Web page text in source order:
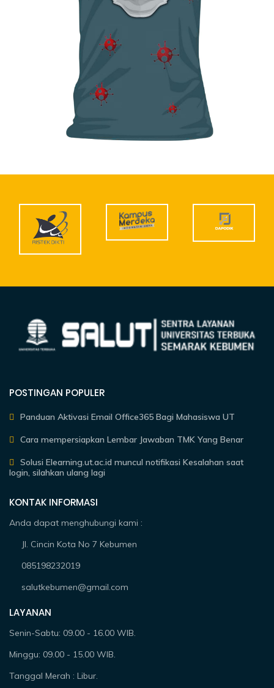
POSTINGAN POPULER
Panduan Aktivasi Email Office365 Bagi Mahasiswa UT
Cara mempersiapkan Lembar Jawaban TMK Yang Benar
Solusi Elearning.ut.ac.id muncul notifikasi Kesalahan saat
login, silahkan ulang lagi
KONTAK INFORMASI
Anda dapat menghubungi kami :
Jl. Cincin Kota No 7 Kebumen
085198232019
salutkebumen@gmail.com
LAYANAN
Senin-Sabtu: 09.00 - 16.00 WIB.
Minggu: 09.00 - 15.00 WIB.
Tanggal Merah : Libur.